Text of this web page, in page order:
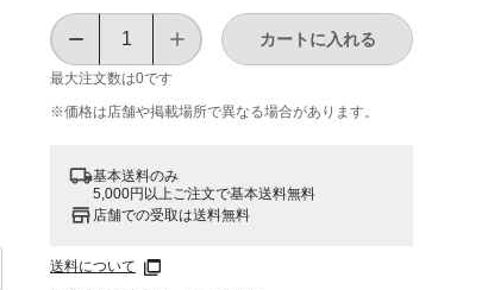
最大注文数は0です
カートに入れる
※価格は​店舗や​掲載場所で​異なる​場合が​あります。
基本送料のみ
5,000円以上ご注文で基本送料無料
店舗での受取は送料無料
送料について